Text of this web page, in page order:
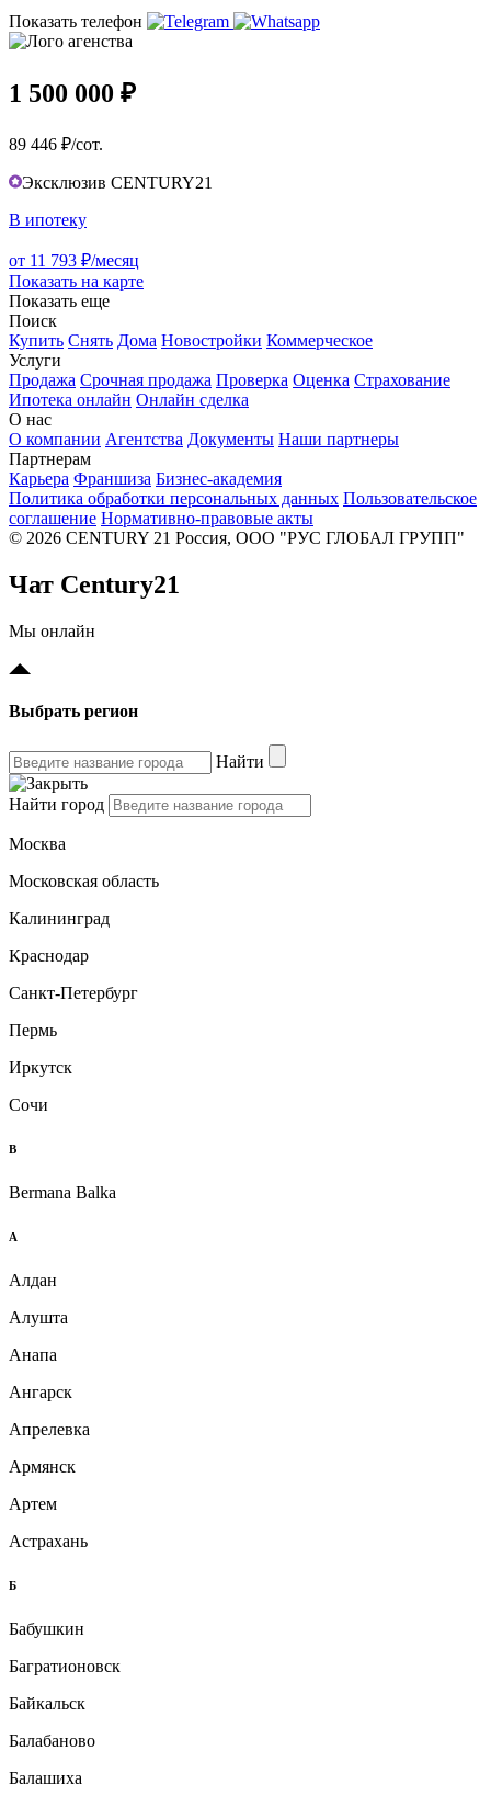
Показать телефон
1 500 000 ₽
89 446 ₽/сот.
Эксклюзив CENTURY21
В ипотеку
от 11 793 ₽/месяц
Показать на карте
Показать еще
Поиск
Купить Снять Дома Новостройки Коммерческое
Услуги
Продажа Срочная продажа Проверка Оценка Страхование
Ипотека онлайн Онлайн сделка
О нас
О компании Агентства Документы Наши партнеры
Партнерам
Карьера Франшиза Бизнес-академия
Политика обработки персональных данных Пользовательское
соглашение Нормативно-правовые акты
© 2026 CENTURY 21 Россия, ООО "РУС ГЛОБАЛ ГРУПП"
Чат Century21
Мы онлайн
Выбрать регион
Найти
Найти город
Москва
Московская область
Калининград
Краснодар
Санкт-Петербург
Пермь
Иркутск
Сочи
B
Bermana Balka
А
Алдан
Алушта
Анапа
Ангарск
Апрелевка
Армянск
Артем
Астрахань
Б
Бабушкин
Багратионовск
Байкальск
Балабаново
Балашиха